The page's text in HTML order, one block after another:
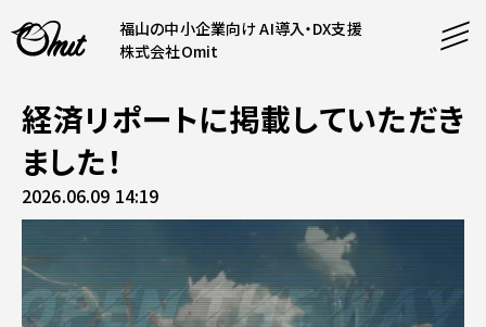
福山の中小企業向け AI導入・DX支援
株式会社Omit
SERVICE
事業内容
AI導入支援
システム開発
ホームページ制作
CONTENT
コンテンツ
課題解決
経済リポートに掲載していただき
ました！
2026.06.09 14:19